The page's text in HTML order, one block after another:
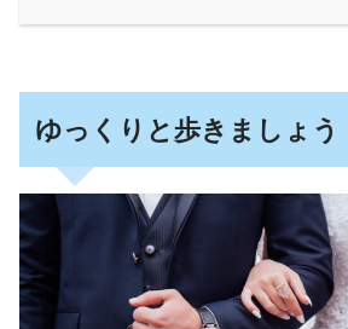
ゆっくりと歩きましょう